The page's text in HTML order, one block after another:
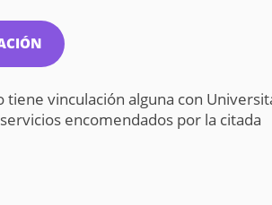
tiene vinculación alguna con
encomendados por la citada